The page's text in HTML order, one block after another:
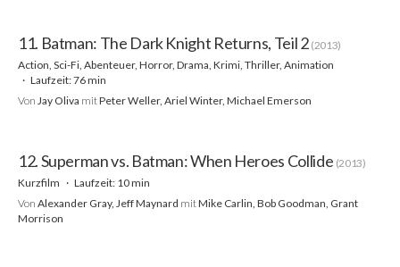
11. Batman: The Dark Knight Returns, Teil 2 (2013)
Action, Sci-Fi, Abenteuer, Horror, Drama, Krimi, Thriller, Animation
Laufzeit: 76 min
Von Jay Oliva mitPeter Weller, Ariel Winter, Michael Emerson
12. Superman vs. Batman: When Heroes Collide (2013)
Kurzfilm
Laufzeit: 10 min
Von Alexander Gray, Jeff Maynard mitMike Carlin, Bob Goodman, Grant
Morrison